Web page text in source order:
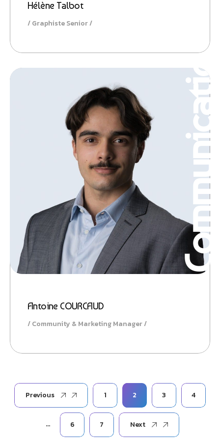
Hélène Talbot
Graphiste Senior
Antoine COURCAUD
Community & Marketing Manager
Previous 1 2 3 4
… 6 7 Next